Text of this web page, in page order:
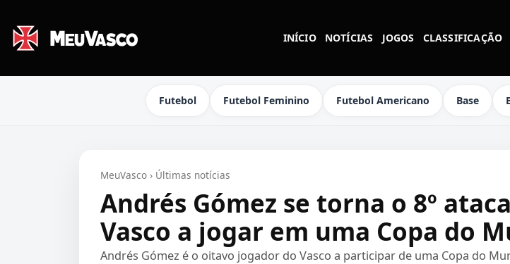
INÍCIO NOTÍCIAS JOGOS CLASSIFICAÇÃO
Futebol Futebol Feminino Futebol Americano Base
MeuVasco › Últimas notícias
Andrés Gómez se torna o 8º
Vasco a jogar em uma Copa do
Andrés Gómez é o oitavo jogador do Vasco a participar de uma Copa do